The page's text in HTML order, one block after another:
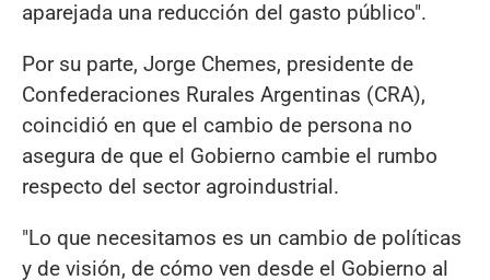
aparejada una reducción del gasto público".
Por su parte, Jorge Chemes, presidente de
Confederaciones Rurales Argentinas (CRA),
coincidió en que el cambio de persona no
asegura de que el Gobierno cambie el rumbo
respecto del sector agroindustrial.
"Lo que necesitamos es un cambio de políticas
y de visión, de cómo ven desde el Gobierno al